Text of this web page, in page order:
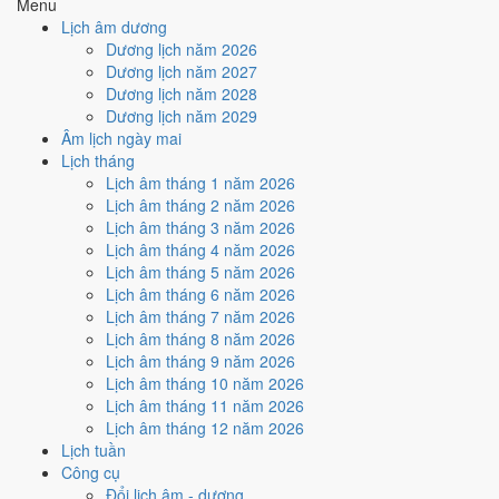
Lịch âm dương
Dương lịch năm 2026
Dương lịch năm 2027
Dương lịch năm 2028
Dương lịch năm 2029
Âm lịch ngày mai
Lịch tháng
Lịch âm tháng 1 năm 2026
Lịch âm tháng 2 năm 2026
Lịch âm tháng 3 năm 2026
Lịch âm tháng 4 năm 2026
Lịch âm tháng 5 năm 2026
Lịch âm tháng 6 năm 2026
Lịch âm tháng 7 năm 2026
Lịch âm tháng 8 năm 2026
Lịch âm tháng 9 năm 2026
Lịch âm tháng 10 năm 2026
Lịch âm tháng 11 năm 2026
Lịch âm tháng 12 năm 2026
Lịch tuần
Công cụ
Đổi lịch âm - dương
Sao Cang và Ngày Hắc Đạo
Cách tính ngày tốt
Động thổ - khởi công
Trung bình
Động thổ - khởi công hôm nay ở
Cang và Ngày Hắc Đạo gây bất lợi.
Cách tính ngày tốt
Nhập trạch - vào nhà mới
Trung bình
Nhập trạch - vào nhà mới hôm nay ở
Sao Cang và Ngày Hắc Đạogây bất lợi.
Cách tính ngày tốt
Mua xe - tậu xe
Trung bình
Mua xe - tậu xe hôm nay ởmức trung bình (4/10)
Hắc Đạogây bất lợi.
Cách tính ngày tốt
Xuất hành - đi xa
4
/10Trung bình
Xuất hành - đi xa hôm nay ở
Cang và Ngày Hắc Đạogây bất lợi.